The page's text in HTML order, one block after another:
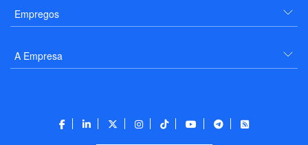
Empregos
A Empresa